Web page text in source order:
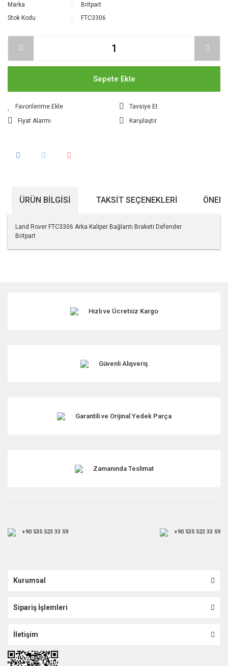
Marka
Britpart
Stok Kodu
FTC3306
Sepete Ekle
Tavsiye Et
Fiyat Alarmı
Karşılaştır
ÜRÜN BILGISI TAKSIT SEÇENEKLERI
Land Rover FTC3306 Arka Kaliper Bağlantı Braketi Defender
Britpart
Ürün resmi kalitesiz, bozuk veya görüntülenemiyor.
Ürün fiyatı diğer sitelerden daha pahalı.
Hızlı ve Ücretsiz Kargo
Güvenli Alışveriş
Garantili ve Orijinal Yedek Parça
Zamanında Teslimat
+90 535 523 33 59 +90 535 523 33 59
Kurumsal
Sipariş İşlemleri
İletişim